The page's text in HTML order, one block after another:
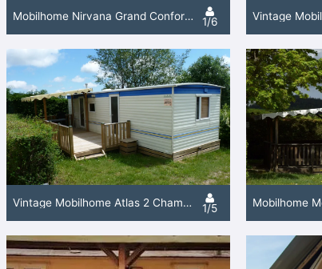
Mobilhome Nirvana Grand Confort 3 Chambres Terrasse 1/6
Vintage Mobilhome Atlas 2 Chambres Terrasse 1/5